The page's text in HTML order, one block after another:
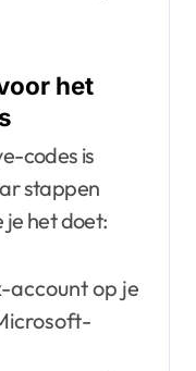
het
codes is
stappen
je het doet:
account op je